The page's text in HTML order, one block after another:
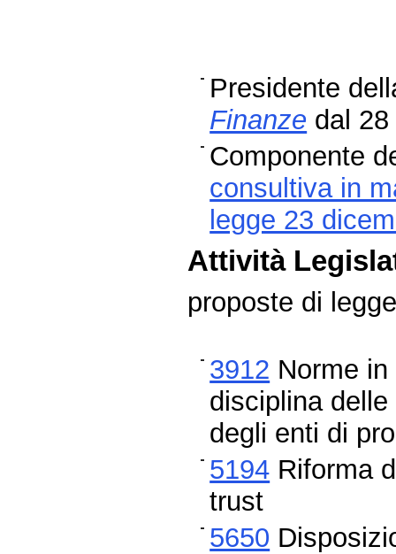
Presidente
Finanze dal
Componente
consultiva in
legge 23
Attività
proposte di
3912 Norme
disciplina
degli enti di
5194 Riforma
trust
5650